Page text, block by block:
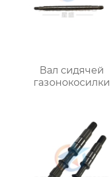
Вал сидячей
газонокосилки